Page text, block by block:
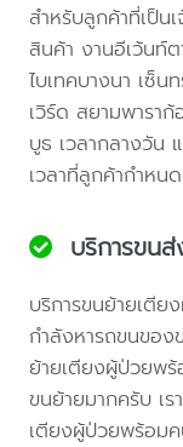
สำหรับลูกค้าที่เป็น
สินค้า งานอีเว้นท์
ไบเทคบางนา เซ็
เวิร์ด สยามพารา
บูธ เวลากลางวัน
เวลาที่ลูกค้ากำหน
บริการขน
บริการขนย้ายเตีย
กำลังหารถขนของ
ย้ายเตียงผู้ป่วยพ
ขนย้ายมากครับ เร
เตียงผู้ป่วยพร้อม